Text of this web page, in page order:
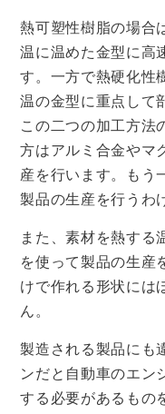
熱可塑性樹脂の場合
温に温めた金型に高
す。一方で熱硬化性
温の金型に重点して
この二つの加工方法
方はアルミ合金やマ
産を行います。もう
製品の生産を行うわ
また、素材を熱する
を使って製品の生産
けで作れる形状には
ん。
製造される製品にも
ンだと自動車のエン
する必要があるもの